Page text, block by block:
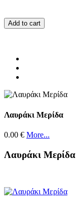
Add to cart
Λαυράκι Μερίδα
0.00 € More...
Λαυράκι Μερίδα